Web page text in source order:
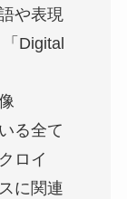
や表現
Digital
る全て
ロイ
に関連